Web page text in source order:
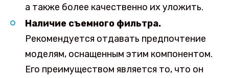
а также более качественно их уложить.
Наличие съемного фильтра.
Рекомендуется отдавать предпочтение
моделям, оснащенным этим компонентом.
Его преимуществом является то, что он